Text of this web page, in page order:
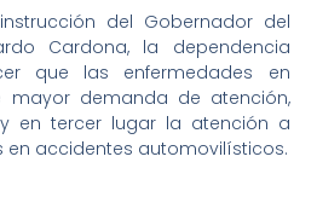
del Gobernador del
Cardona, la dependencia
que las enfermedades en
mayor demanda de atención,
en tercer lugar la atención a
en accidentes automovilísticos.